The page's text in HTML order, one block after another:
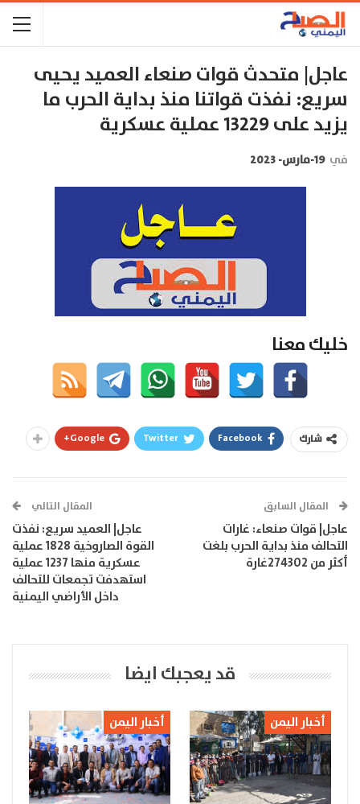
عاجل| متحدث قوات صنعاء العميد يحيى
سريع: نفذت قواتنا منذ بداية الحرب ما
يزيد على 13229 عملية عسكرية
في 19-مارس- 2023
خليك معنا
شارك Facebook
Twitter
Google+
المقال السابق
عاجل| قوات صنعاء: غارات
التحالف منذ بداية الحرب بلغت
أكثر من 274302غارة
المقال التالي
عاجل| العميد سريع: نفذت
القوة الصاروخية 1828 عملية
عسكرية منها 1237 عملية
استهدفت تجمعات للتحالف
داخل الأراضي اليمنية
قد يعجبك ايضا
أخبار اليمن أخبار اليمن